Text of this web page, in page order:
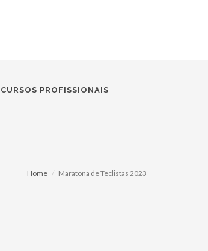
CURSOS PROFISSIONAIS
Home Maratona de Teclistas 2023